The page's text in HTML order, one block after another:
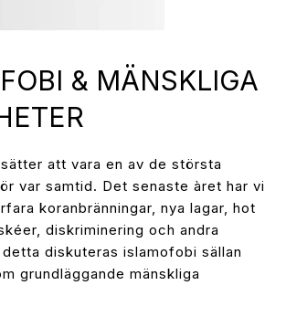
& MÄNSKLIGA
att vara en av de största
var samtid. Det senaste àret har vi
koranbränningar, nya lagar, hot
diskriminering och andra
diskuteras islamofobi sällan
grundläggande mänskliga